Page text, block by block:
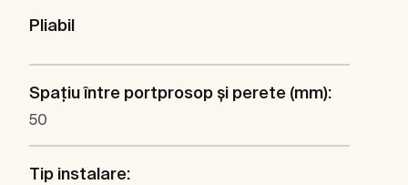
Pliabil
Spaţiu între portprosop şi perete (mm):
50
Tip instalare: